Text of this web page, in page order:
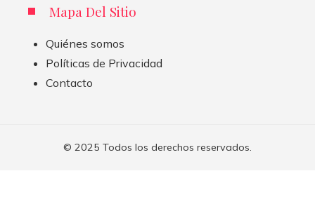
Mapa Del Sitio
Quiénes somos
Políticas de Privacidad
Contacto
© 2025 Todos los derechos reservados.